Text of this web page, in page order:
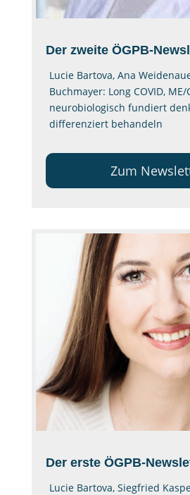
Der zweite ÖGPB-
Lucie Bartova, Ana
Buchmayer: Long COVID, ME/
neurobiologisch fundiert
differenziert behandeln
Zum
Der erste ÖGPB-
Lucie Bartova, Siegfried